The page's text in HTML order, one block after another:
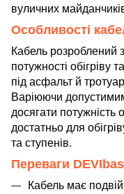
вуличних
Особливості
Кабель розроблений
потужності обігріву
під асфальт й
Варіюючи
досягати потужність
достатньо для
та ступенів.
Переваги
Кабель має